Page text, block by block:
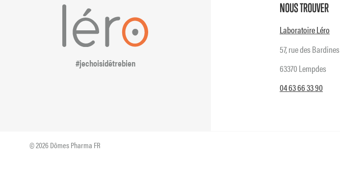
#jechoisidêtrebien
NOUS TROUVER
Laboratoire Léro
57, rue des Bardines
63370 Lempdes
04 63 66 33 90
© 2026 Dômes Pharma FR